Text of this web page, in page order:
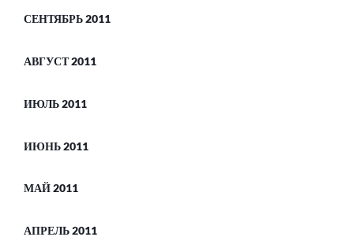
СЕНТЯБРЬ 2011
АВГУСТ 2011
ИЮЛЬ 2011
ИЮНЬ 2011
МАЙ 2011
АПРЕЛЬ 2011